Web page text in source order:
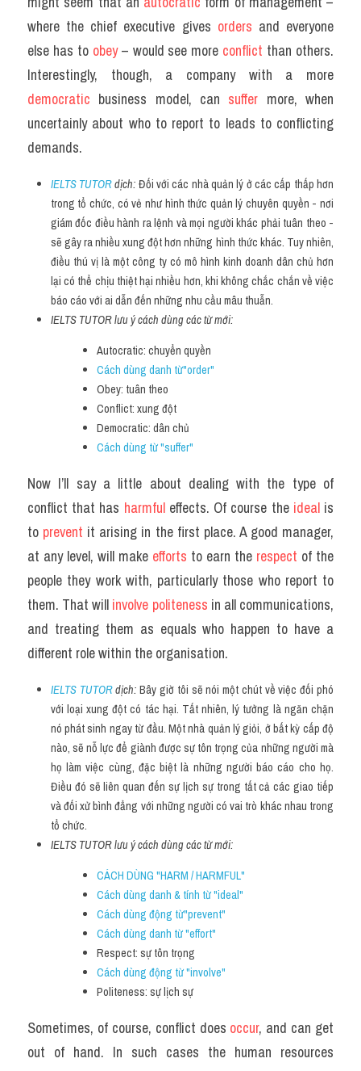
where the chief executive gives orders and everyone
else has to obey – would see more conflict than others.
democratic business model, can suffer more, when
uncertainly about who to report to leads to conflicting
demands.
IELTS TUTOR dịch: Đối với các nhà quản lý ở các cấp thấp hơn
trong tổ chức, có vẻ như hình thức quản lý chuyên quyền - nơi
giám đốc điều hành ra lệnh và mọi người khác phải tuân theo -
sẽ gây ra nhiều xung đột hơn những hình thức khác. Tuy nhiên,
điều thú vị là một công ty có mô hình kinh doanh dân chủ hơn
lại có thể chịu thiệt hại nhiều hơn, khi không chắc chắn về việc
báo cáo với ai dẫn đến những nhu cầu mâu thuẫn.
IELTS TUTOR lưu ý cách dùng các từ mới:
Autocratic: chuyển quyền
Cách dùng danh từ"order"
Obey: tuân theo
Conflict: xung đột
Democratic: dân chủ
Cách dùng từ "suffer"
Now I’ll say a little about dealing with the type of
conflict that has harmful effects. Of course the ideal is
to prevent it arising in the first place. A good manager,
at any level, will make efforts to earn the respect of the
people they work with, particularly those who report to
them. That will involve politeness in all communications,
and treating them as equals who happen to have a
different role within the organisation.
IELTS TUTOR dịch: Bây giờ tôi sẽ nói một chút về việc đối phó
với loại xung đột có tác hại. Tất nhiên, lý tưởng là ngăn chặn
nó phát sinh ngay từ đầu. Một nhà quản lý giỏi, ở bất kỳ cấp độ
nào, sẽ nỗ lực để giành được sự tôn trọng của những người mà
họ làm việc cùng, đặc biệt là những người báo cáo cho họ.
Điều đó sẽ liên quan đến sự lịch sự trong tất cả các giao tiếp
và đối xử bình đẳng với những người có vai trò khác nhau trong
tổ chức.
IELTS TUTOR lưu ý cách dùng các từ mới:
CÁCH DÙNG "HARM / HARMFUL"
Cách dùng danh & tính từ "ideal"
Cách dùng động từ"prevent"
Cách dùng danh từ "effort"
Respect: sự tôn trọng
Cách dùng động từ "involve"
Politeness: sự lịch sự
Sometimes, of course, conflict does occur, and can get
out of hand. In such cases the human resources